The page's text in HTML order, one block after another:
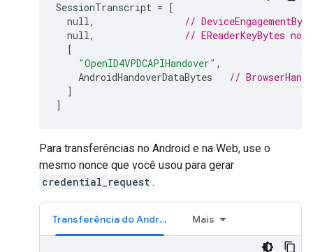
SessionTranscript = [
null,
//
null,
// EReaderKeyBytes
[
"OpenID4VPDCAPIHandover" ,
AndroidHandoverDataBytes
//
]
]
Para transferências no Android e na Web, use o
mesmo nonce que você usou para gerar
credential_request .
Transferência do Android Mais